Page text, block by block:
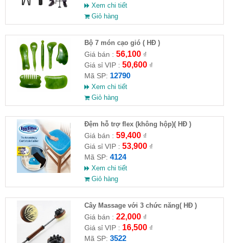
Xem chi tiết
Giỏ hàng
Bộ 7 món cạo gió ( HĐ )
Giá bán : 56,100₫
Giá sỉ VIP : 50,600₫
Mã SP: 12790
Xem chi tiết
Giỏ hàng
Đệm hỗ trợ flex (không hộp)( HĐ )
Giá bán : 59,400₫
Giá sỉ VIP : 53,900₫
Mã SP: 4124
Xem chi tiết
Giỏ hàng
Cây Massage với 3 chức năng( HĐ )
Giá bán : 22,000₫
Giá sỉ VIP : 16,500₫
Mã SP: 3522